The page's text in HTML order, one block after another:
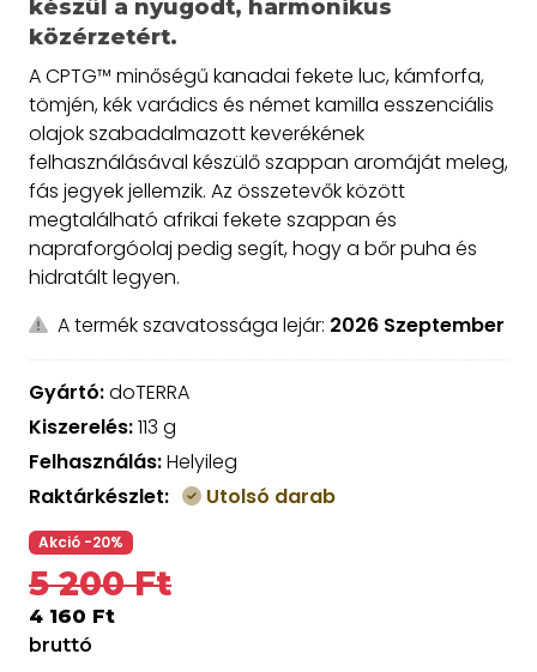
készül a nyugodt, harmonikus
közérzetért.
A CPTG™ minőségű kanadai fekete luc, kámforfa,
tömjén, kék varádics és német kamilla esszenciális
olajok szabadalmazott keverékének
felhasználásával készülő szappan aromáját meleg,
fás jegyek jellemzik. Az összetevők között
megtalálható afrikai fekete szappan és
napraforgóolaj pedig segít, hogy a bőr puha és
hidratált legyen.
A termék szavatossága lejár: 2026 Szeptember
Gyártó:doTERRA
Kiszerelés:113 g
Felhasználás:Helyileg
Raktárkészlet:
Utolsó darab
Akció -20%
5 200 Ft
4 160 Ft
bruttó